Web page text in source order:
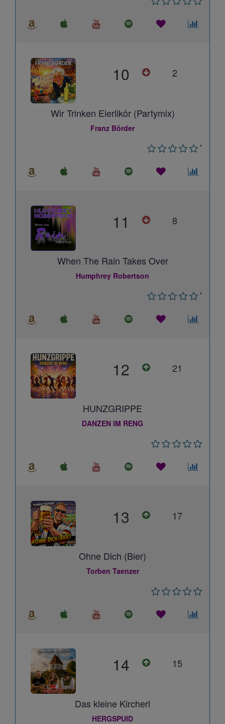
10 2
Wir Trinken Eierlikör (Partymix)
Franz Börder
*
11 8
When The Rain Takes Over
Humphrey Robertson
*
12 21
HUNZGRIPPE
DANZEN IM RENG
13 17
Ohne Dich (Bier)
Torben Taenzer
14 15
Das kleine Kircherl
HERGSPUID